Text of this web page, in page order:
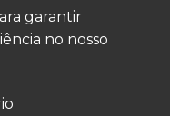
garantir
no nosso